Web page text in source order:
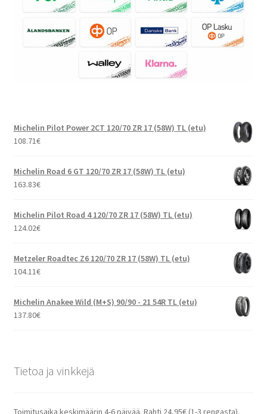
Michelin Pilot Power 2CT 120/70 ZR 17 (58W) TL (etu)
108.71€
Michelin Road 6 GT 120/70 ZR 17 (58W) TL (etu)
163.83€
Michelin Pilot Road 4 120/70 ZR 17 (58W) TL (etu)
124.02€
Metzeler Roadtec Z6 120/70 ZR 17 (58W) TL (etu)
104.11€
Michelin Anakee Wild (M+S) 90/90 - 21 54R TL (etu)
137.80€
Tietoa ja vinkkejä
Toimitusaika keskimäärin 4-6 päivää. Rahti 24,95€ (1-3 rengasta).